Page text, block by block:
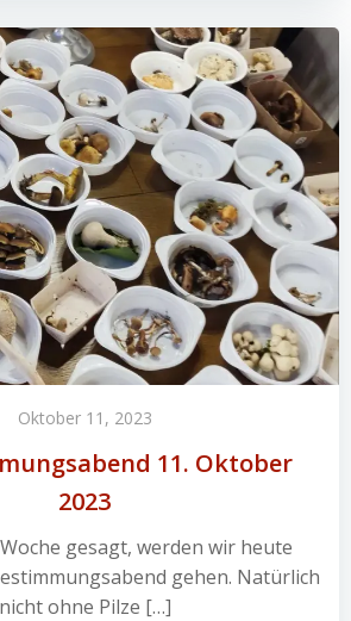
Oktober 11, 2023
11. Oktober
2023
gesagt, werden wir heute
gehen. Natürlich
nicht ohne Pilze […]